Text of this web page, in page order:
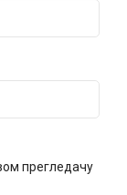
прегледачу